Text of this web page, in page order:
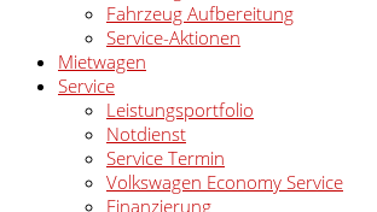
Fahrzeug Aufbereitung
Service-Aktionen
Mietwagen
Service
Leistungsportfolio
Notdienst
Service Termin
Volkswagen Economy Service
Finanzierung